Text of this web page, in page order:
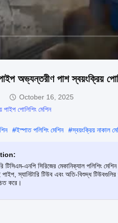
অভ্যন্তরীণ পাশ স্বয়ংক্রিয়
October 16, 2025
পাইপ পোলিশিং মেশিন
#ইস্পাত পলিশিং মেশিন #স্বয়ংক্রিয় নাকাল
টিসিএম-এনপি সিরিজের মেকানিক্যাল
স্যানিটারি টিউব এবং অতি-বিশুদ্ধ
করে।